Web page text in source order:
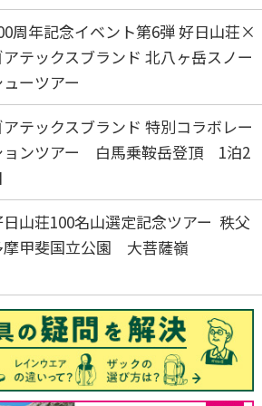
周年記念イベント第6弾 好日山荘×
アテックスブランド 北八ヶ岳スノー
ューツアー
アテックスブランド 特別コラボレー
ョンツアー 白馬乗鞍岳登頂 1泊2
山荘100名山選定記念ツアー 秩父
摩甲斐国立公園 大菩薩嶺